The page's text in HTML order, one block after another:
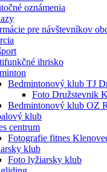
oznámenia
pre návštevníkov
ihrisko
Bedmintonový klub TJ
Foto Družstevnik
Bedmintonový klub OZ
klub
centrum
Fotografie fitnes
klub
Foto lyžiarsky klub